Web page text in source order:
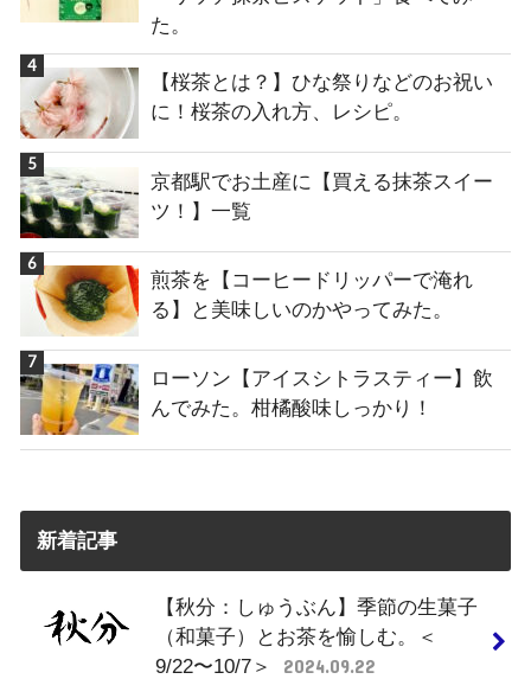
た。
【桜茶とは？】ひな祭りなどのお祝い
に！桜茶の入れ方、レシピ。
京都駅でお土産に【買える抹茶スイー
ツ！】一覧
煎茶を【コーヒードリッパーで淹れ
る】と美味しいのかやってみた。
ローソン【アイスシトラスティー】飲
んでみた。柑橘酸味しっかり！
新着記事
【秋分：しゅうぶん】季節の生菓子
（和菓子）とお茶を愉しむ。＜
9/22〜10/7＞
2024.09.22